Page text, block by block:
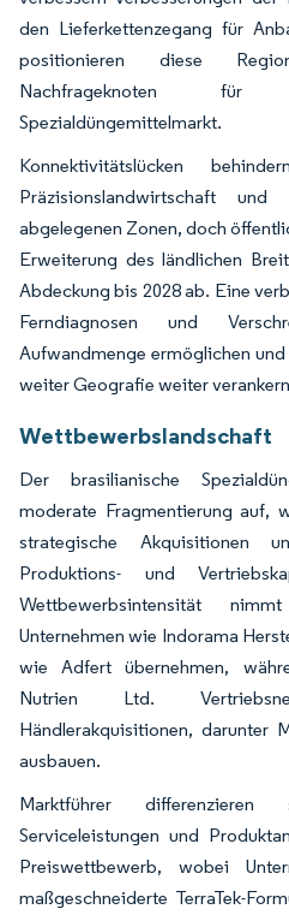
den Lieferkettenzegang für
positionieren diese
Nachfrageknoten für
Spezialdüngemittelmarkt.
Konnektivitätslücken
Präzisionslandwirtschaft
abgelegenen Zonen, doch
Erweiterung des ländlichen
Abdeckung bis 2028 ab. Eine
Ferndiagnosen und
Aufwandmenge ermöglichen
weiter Geografie weiter
Wettbewerbslandschaft
Der brasilianische
moderate Fragmentierung auf,
strategische Akquisitionen
Produktions- und
Wettbewerbsintensität
Unternehmen wie Indorama
wie Adfert übernehmen,
Nutrien Ltd.
Händlerakquisitionen, darunter
ausbauen.
Marktführer
Serviceleistungen und
Preiswettbewerb, wobei
maßgeschneiderte TerraTek-